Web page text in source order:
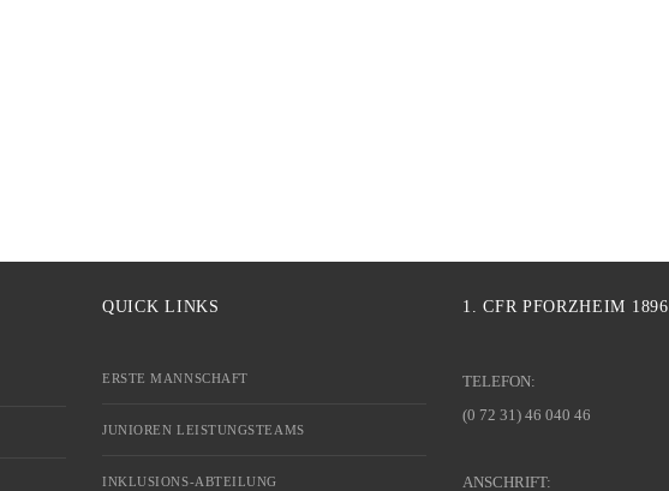
QUICK LINKS
ERSTE MANNSCHAFT
JUNIOREN LEISTUNGSTEAMS
INKLUSIONS-ABTEILUNG
1. CFR PFORZHEIM 1896
TELEFON:
(0 72 31) 46 040 46
ANSCHRIFT: